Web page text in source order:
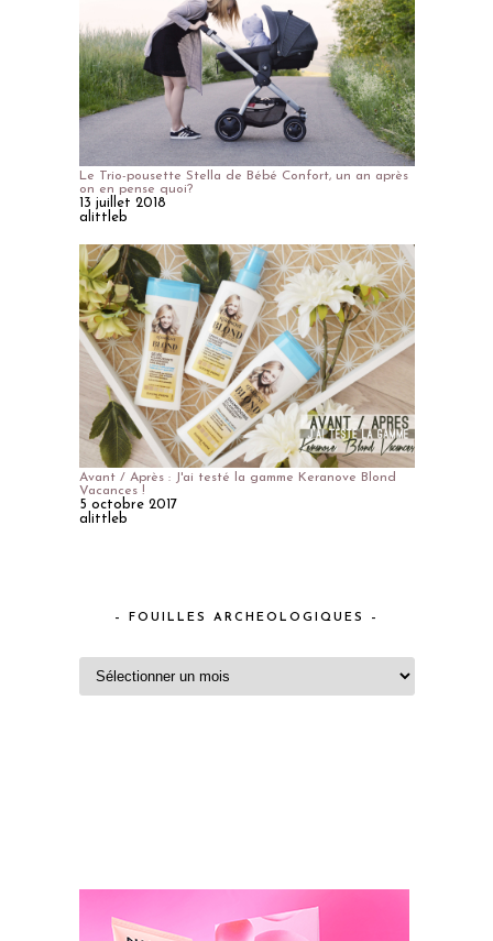
Le Trio-pousette Stella de Bébé Confort, un an après
on en pense quoi?
13 juillet 2018
alittleb
Avant / Après : J'ai testé la gamme Keranove Blond
Vacances !
5 octobre 2017
alittleb
– FOUILLES ARCHEOLOGIQUES –